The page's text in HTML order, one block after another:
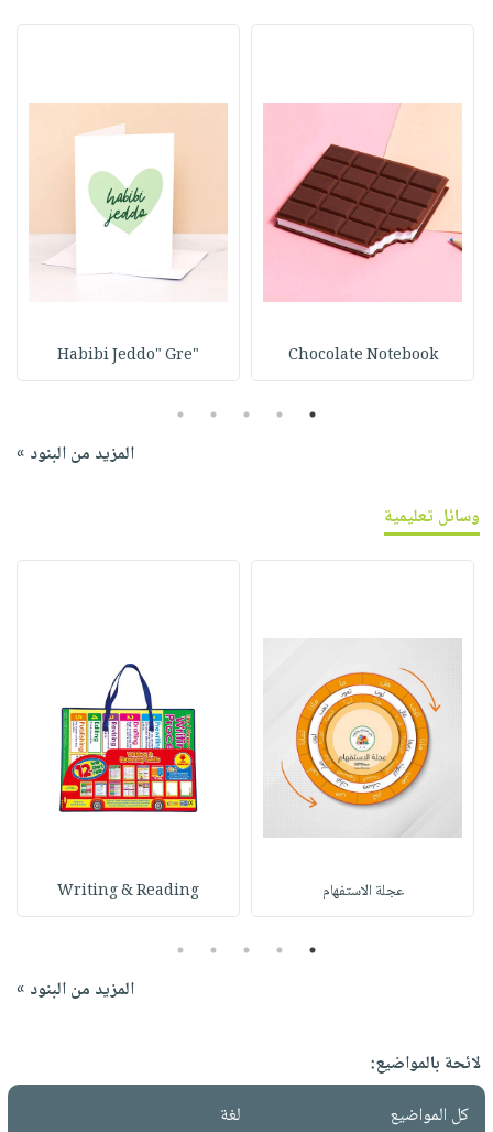
Chocolate Notebook
"Habibi Jeddo" Gre
1
2
3
4
5
المزيد من البنود »
وسائل تعليمية
عجلة الاستفهام Writing & Reading
1
2
3
4
5
المزيد من البنود »
لائحة بالمواضيع:
كل المواضيع
لغة